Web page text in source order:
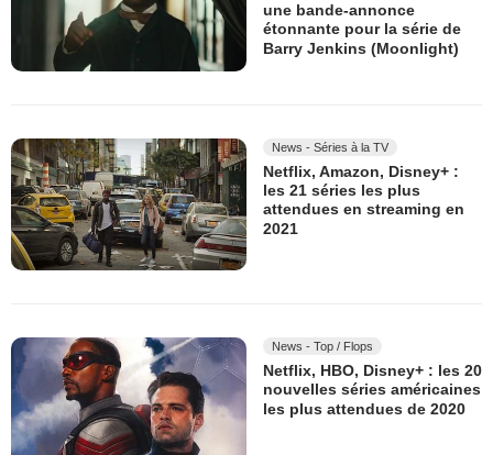
une bande-annonce
étonnante pour la série de
Barry Jenkins (Moonlight)
News - Séries à la TV
Netflix, Amazon, Disney+ :
les 21 séries les plus
attendues en streaming en
2021
News - Top / Flops
Netflix, HBO, Disney+ : les 20
nouvelles séries américaines
les plus attendues de 2020